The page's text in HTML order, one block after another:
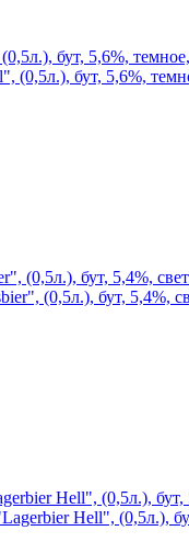
бут, 5,6%, темное,
бут, 5,4%,
Hell", (0,5л.), бут,